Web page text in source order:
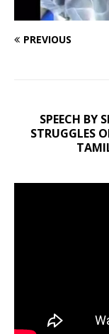
PREVIOUS
SPEECH BY
STRUGGLES